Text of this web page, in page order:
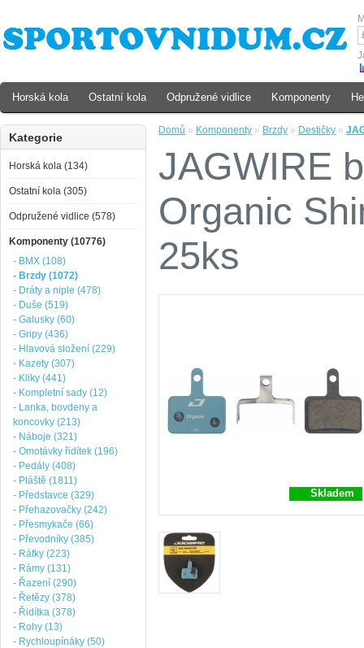
Domů » Komponenty » Brzdy » Destičky »
JAGWIRE
Organic
25ks
Skladem
Kategorie
Horská kola (134)
Ostatní kola (305)
Odpružené vidlice (578)
Komponenty (10776)
- BMX (108)
- Brzdy (1072)
- Dráty a niple (478)
- Duše (519)
- Galusky (60)
- Gripy (436)
- Hlavová složení (229)
- Kazety (307)
- Kliky (441)
- Kompletní sady (12)
- Lanka, bovdeny a
koncovky (213)
- Náboje (321)
- Omotávky řidítek (196)
- Pedály (408)
- Pláště (1811)
- Představce (329)
- Přehazovačky (242)
- Přesmykače (66)
- Převodníky (385)
- Ráfky (223)
- Rámy (131)
- Řazení (290)
- Řetězy (378)
- Řidítka (378)
- Rohy (13)
- Rychloupínáky (50)
Horská kola Ostatní kola Odpružené vidlice Komponenty